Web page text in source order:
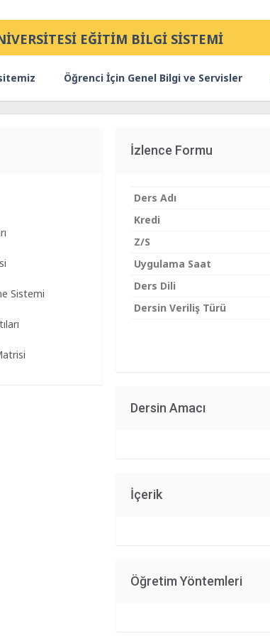
EĞİTİM BİLGİ SİSTEMİ
Öğrenci İçin Genel Bilgi ve Servisler
Sistemi
İzlence Formu
Ders Adı
Kredi
Z/S
Uygulama Saat
Ders Dili
Dersin Veriliş Türü
Dersin Amacı
İçerik
Öğretim Yöntemleri